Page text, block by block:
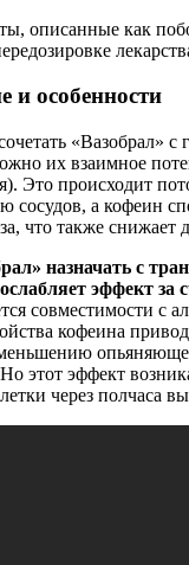
описанные как
и особенности
«Вазобрал»
их взаимное
Это происходит
сосудов, а кофеин
что также снижает
назначать с
эффект за
совместимости с
кофеина
этот эффект
через полчаса